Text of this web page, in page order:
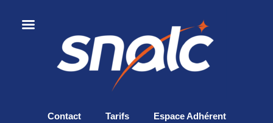
Contact Tarifs Espace Adhérent